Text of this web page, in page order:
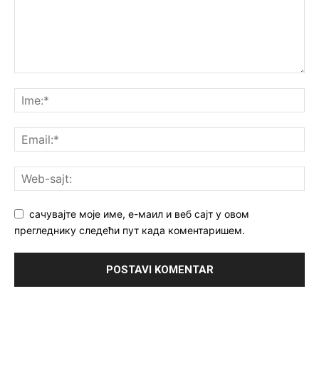
сачувајте моје име, е-маил и веб сајт у овом
прегледнику следећи пут када коментаришем.